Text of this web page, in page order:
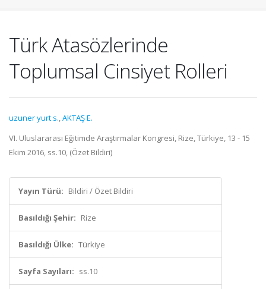
Türk Atasözlerinde
Toplumsal Cinsiyet Rolleri
uzuner yurt s.,AKTAŞ E.
VI. Uluslararası Eğitimde Araştırmalar Kongresi, Rize, Türkiye, 13 - 15
Ekim 2016, ss.10, (Özet Bildiri)
Yayın Türü: Bildiri / Özet Bildiri
Basıldığı Şehir: Rize
Basıldığı Ülke: Türkiye
Sayfa Sayıları: ss.10